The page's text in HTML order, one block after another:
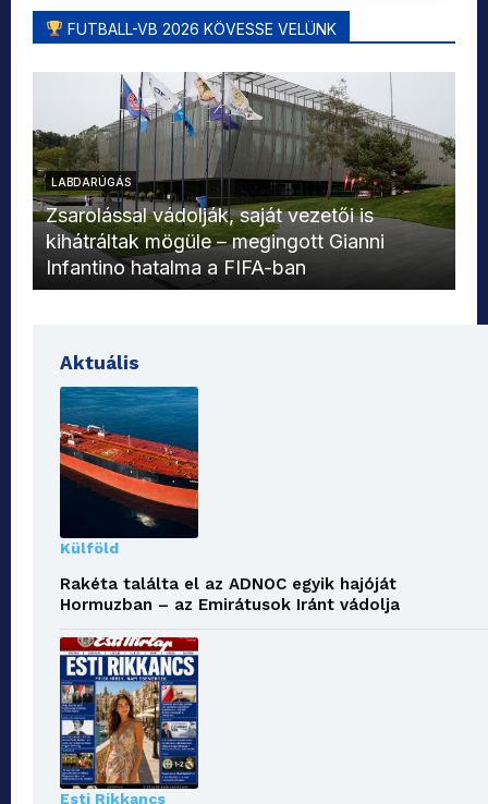
FUTBALL-VB 2026 KÖVESSE VELÜNK
LABDARÚGÁS
Zsarolással vádolják, saját vezetői is
kihátráltak mögüle – megingott Gianni
Infantino hatalma a FIFA-ban
Aktuális
Külföld
Rakéta találta el az ADNOC egyik hajóját
Hormuzban – az Emirátusok Iránt vádolja
Esti Rikkancs